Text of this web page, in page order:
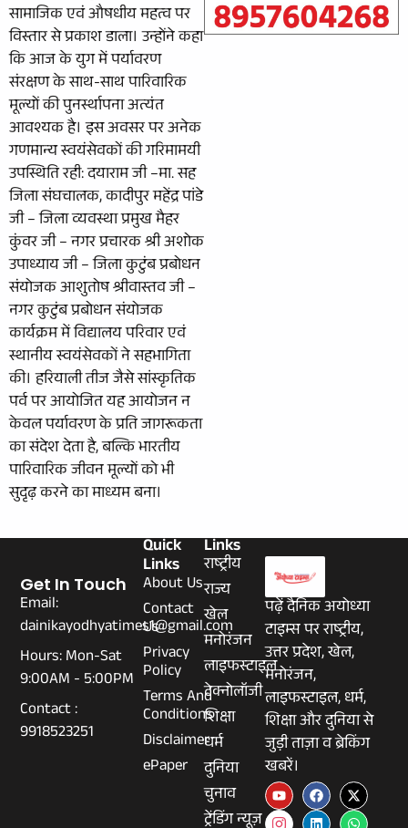
सामाजिक एवं औषधीय महत्व पर
विस्तार से प्रकाश डाला। उन्होंने कहा
कि आज के युग में पर्यावरण
संरक्षण के साथ-साथ पारिवारिक
मूल्यों की पुनर्स्थापना अत्यंत
आवश्यक है। इस अवसर पर अनेक
गणमान्य स्वयंसेवकों की गरिमामयी
उपस्थिति रही: दयाराम जी –मा. सह
जिला संघचालक, कादीपुर महेंद्र पांडे
जी – जिला व्यवस्था प्रमुख मैहर
कुंवर जी – नगर प्रचारक श्री अशोक
उपाध्याय जी – जिला कुटुंब प्रबोधन
संयोजक आशुतोष श्रीवास्तव जी –
नगर कुटुंब प्रबोधन संयोजक
कार्यक्रम में विद्यालय परिवार एवं
स्थानीय स्वयंसेवकों ने सहभागिता
की। हरियाली तीज जैसे सांस्कृतिक
पर्व पर आयोजित यह आयोजन न
केवल पर्यावरण के प्रति जागरूकता
का संदेश देता है, बल्कि भारतीय
पारिवारिक जीवन मूल्यों को भी
सुदृढ़ करने का माध्यम बना।
पढ़ें दैनिक अयोध्या
टाइम्स पर राष्ट्रीय,
उत्तर प्रदेश, खेल,
मनोरंजन,
लाइफस्टाइल, धर्म,
शिक्षा और दुनिया से
जुड़ी ताज़ा व ब्रेकिंग
खबरें।
Links
राष्ट्रीय
राज्य
खेल
मनोरंजन
लाइफस्टाइल
टेक्नोलॉजी
शिक्षा
धर्म
दुनिया
चुनाव
ट्रेंडिंग न्यूज़
Quick
Links
About Us
Contact
Us
Privacy
Policy
Terms And
Conditions
Disclaimer
ePaper
Get In Touch
Email:
dainikayodhyatimes1@gmail.com
Hours: Mon-Sat
9:00AM - 5:00PM
Contact :
9918523251